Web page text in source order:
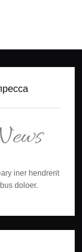
iner hendrerit
doloer.